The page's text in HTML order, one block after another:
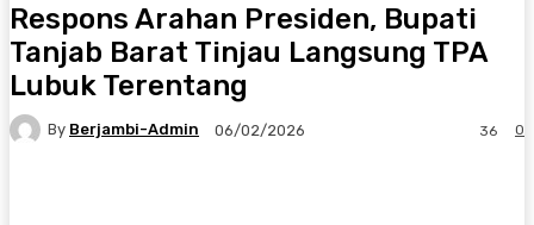
Respons Arahan Presiden, Bupati
Tanjab Barat Tinjau Langsung TPA
Lubuk Terentang
By Berjambi-Admin 06/02/2026 0
36